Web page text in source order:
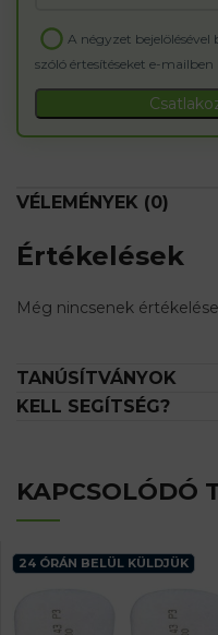
A négyzet
szóló értesítéseket e-
email
address
to
join
the
waitlist
this
VÉLEMÉNYEK (0)
Értékelések
Még nincsenek
TANÚSÍTVÁNYOK
KELL SEGÍTSÉG?
KAPCSOLÓDÓ
24 ÓRÁN BELÜL KÜLDJÜK